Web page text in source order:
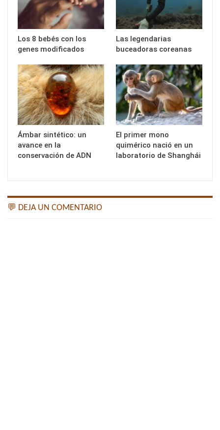
Los 8 bebés con los
genes modificados
Las legendarias
buceadoras coreanas
Ámbar sintético: un
avance en la
conservación de ADN
El primer mono
quimérico nació en un
laboratorio de Shanghái
💬 DEJA UN COMENTARIO